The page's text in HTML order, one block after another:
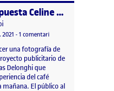
Pre-propuesta Celine – un barista en casa
publicació
2021 1 desembre, 2021 9:18 am
-1 comentaria Pre-propuesta Celine
una fotografía de
publicitario de
Delonghi que
del café
mañana. El público al